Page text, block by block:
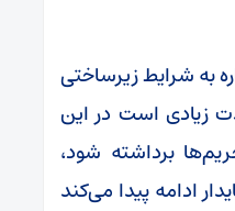
به شرایط زیرساختی
زیادی است در این
برداشته شود،
ادامه پیدا می‌کند